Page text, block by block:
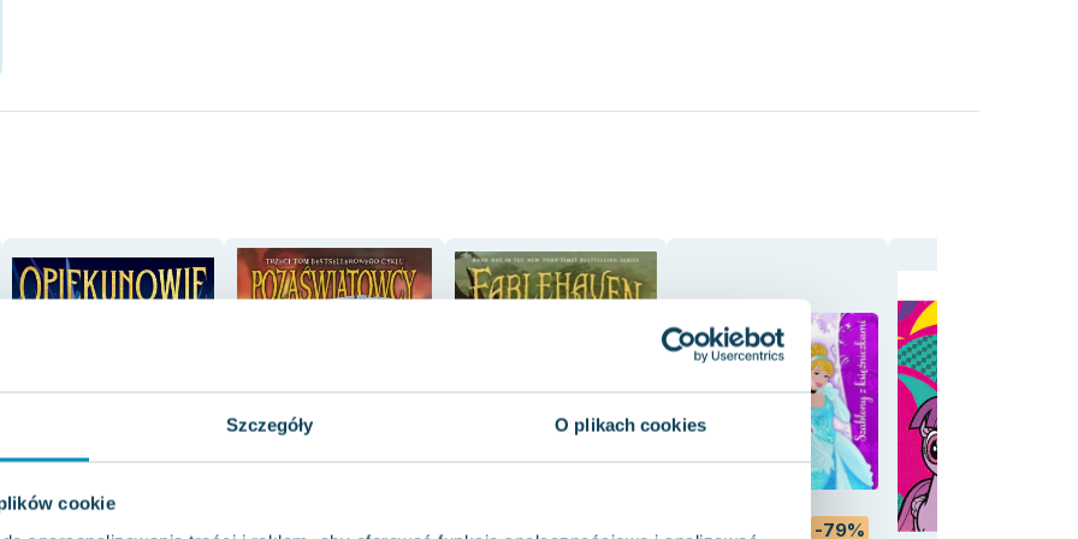
Szczegóły O plikach cookies
cookie
-14% -47% -70% -79%